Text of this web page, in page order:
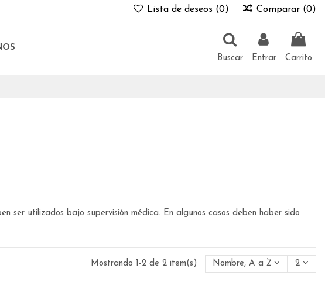
Lista de deseos (0) Comparar (0)
Buscar
Entrar Carrito
ser utilizados bajo supervisión médica. En algunos casos deben haber sido
Mostrando 1-2 de 2 item(s) Nombre, A a Z 2